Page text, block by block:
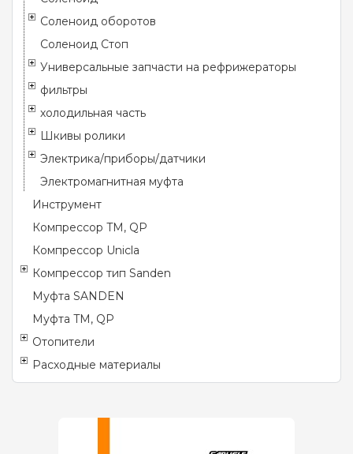
Соленоид оборотов
Соленоид Стоп
Универсальные запчасти на рефрижераторы
фильтры
холодильная часть
Шкивы ролики
Электрика/приборы/датчики
Электромагнитная муфта
Инструмент
Компрессор TM, QP
Компрессор Unicla
Компрессор тип Sanden
Муфта SANDEN
Муфта TM, QP
Отопители
Расходные материалы